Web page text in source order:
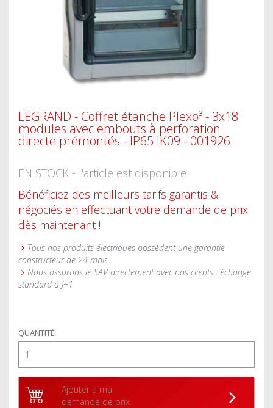
LEGRAND - Coffret étanche Plexo³ - 3x18
modules avec embouts à perforation
directe prémontés - IP65 IK09 - 001926
EN STOCK - l'article est disponible
Bénéficiez des meilleurs tarifs garantis &
négociés en effectuant votre demande de prix
dès maintenant !
Tous nos produits électriques possèdent une garantie
constructeur de 24 mois
Nous assurons le SAV directement avec nos clients : échange
standard à J+1
QUANTITÉ
Ajouter à ma
demande de prix